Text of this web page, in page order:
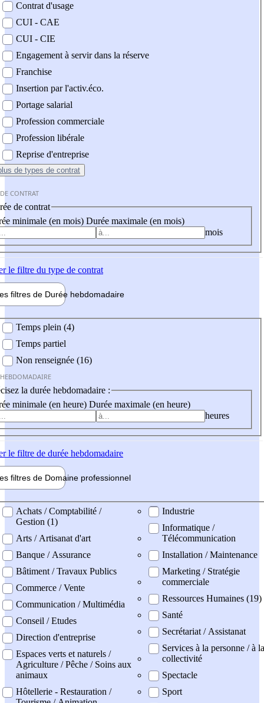
Contrat d'usage
CUI - CAE
CUI - CIE
Engagement à servir dans la réserve
Franchise
Insertion par l'activ.éco.
Portage salarial
Profession commerciale
Profession libérale
Reprise d'entreprise
de types de contrat
CONTRAT
de contrat
minimale (en mois) Durée maximale (en mois)
mois
le filtre du type de contrat
filtres de Durée hebdomadaire
Temps plein (4)
Temps partiel
Non renseignée (16)
la durée hebdomadaire :
minimale (en heure) Durée maximale (en heure)
heures
le filtre de durée hebdomadaire
filtres de Domaine professionnel
professionel
Achats / Comptabilité /
Gestion (1)
Arts / Artisanat d'art
Banque / Assurance
Bâtiment / Travaux Publics
Commerce / Vente
Communication / Multimédia
Conseil / Etudes
Direction d'entreprise
Espaces verts et naturels /
Agriculture / Pêche / Soins aux
animaux
Hôtellerie - Restauration /
Industrie
Informatique /
Télécommunication
Installation / Maintenance
Marketing / Stratégie
commerciale
Ressources Humaines (19)
Santé
Secrétariat / Assistanat
Services à la personne / à la
collectivité
Spectacle
Sport